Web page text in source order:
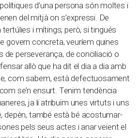
d’una persona són moltes i
del mitjà on s’expressi. De
i mítings; però, si tingués
govern concreta, veuríem quines
de perseverança, de conciliació o
allò que ha dit el dia a dia amb
com sabem, està defectuosament
se’n ensurt. Tenim tendència
ja li atribuïm unes virtuts i uns
depèn, també està bé acostumar-
pels seus actes i anar veient el